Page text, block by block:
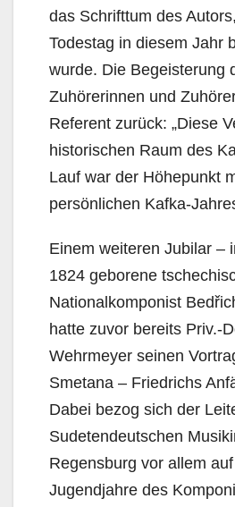
das Schrifttum des
Todestag in diesem Jahr
wurde. Die Begeisterung
Zuhörerinnen und
Referent zurück: „Diese
historischen Raum des
Lauf war der Höhepunkt
persönlichen Kafka-
Einem weiteren Jubilar –
1824 geborene
Nationalkomponist
hatte zuvor bereits Priv.-
Wehrmeyer seinen
Smetana – Friedrichs
Dabei bezog sich der
Sudetendeutschen
Regensburg vor allem
Jugendjahre des